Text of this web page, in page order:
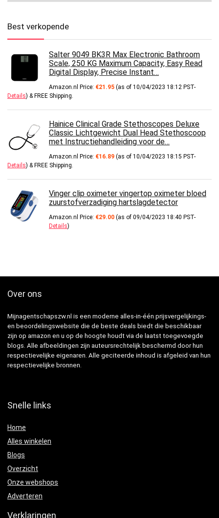
Best verkopende
Salter 9049 BK3R Max Electronic Bathroom
Scale, 250 KG Maximum Capacity, Easy Read
Digital Display, Precise Instant…
Amazon.nl Price: €21.95 (as of 10/04/2023 18:12 PST-
Details) & FREE Shipping.
Hainice Clinical Grade Stethoscopes Deluxe
Classic Lichtgewicht Dual Head Stethoscoop
met Instructiehandleiding voor de…
Amazon.nl Price: €16.89 (as of 10/04/2023 18:15 PST-
Details) & FREE Shipping.
Vinger clip oximeter vingertop oximeter bloed
zuurstofverzadiging hartslagdetector
Amazon.nl Price: €29.00 (as of 09/04/2023 18:40 PST-
Details)
Over ons
Mijnagentschapszw.nl is een moderne alles-in-één prijsvergelijkings-
en beoordelingswebsite die de beste deals biedt die beschikbaar
zijn op amazon en u op de hoogte houdt via de laatst toegevoegde
blogs. Alle afbeeldingen zijn auteursrechtelijk beschermd door hun
respectievelijke eigenaren. Alle geciteerde inhoud is afgeleid van hun
respectievelijke bronnen.
Snelle links
Home
Alles winkelen
Blogs
Overzicht
Onze webshops
Adverteren
Verklaringen